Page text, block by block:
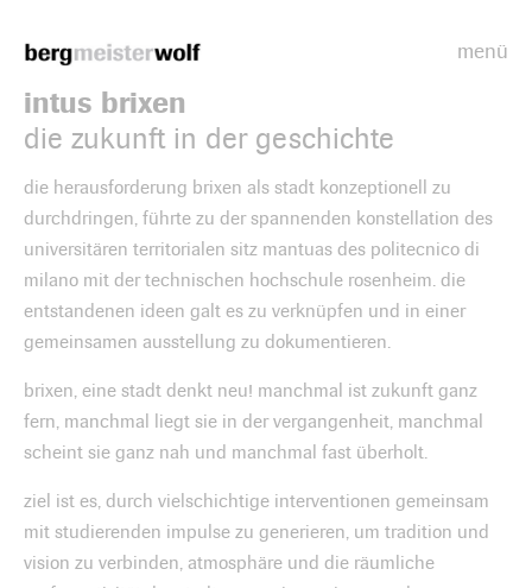
menü
intus brixen
die zukunft in der geschichte
die herausforderung brixen als stadt konzeptionell zu
durchdringen, führte zu der spannenden konstellation des
universitären territorialen sitz mantuas des politecnico di
milano mit der technischen hochschule rosenheim. die
entstandenen ideen galt es zu verknüpfen und in einer
gemeinsamen ausstellung zu dokumentieren.
brixen, eine stadt denkt neu! manchmal ist zukunft ganz
fern, manchmal liegt sie in der vergangenheit, manchmal
scheint sie ganz nah und manchmal fast überholt.
ziel ist es, durch vielschichtige interventionen gemeinsam
mit studierenden impulse zu generieren, um tradition und
vision zu verbinden, atmosphäre und die räumliche